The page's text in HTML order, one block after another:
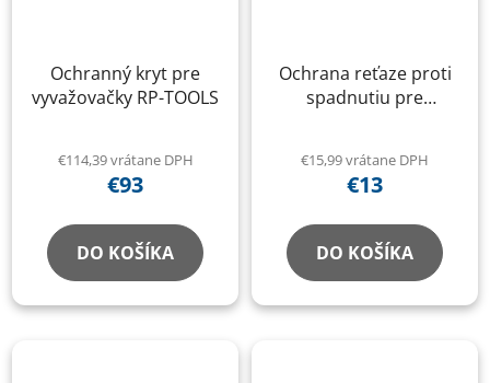
Ochranný kryt pre
vyvažovačky RP-TOOLS
€114,39 vrátane DPH
€93
DO KOŠÍKA
Ochrana reťaze proti
spadnutiu pre
€15,99 vrátane DPH
€13
DO KOŠÍKA